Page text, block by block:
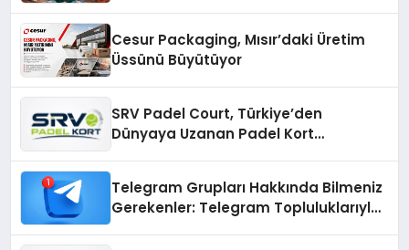
Cesur Packaging, Mısır’daki Üretim
Üssünü Büyütüyor
SRV Padel Court, Türkiye’den
Dünyaya Uzanan Padel Kort
Telegram Grupları Hakkında Bilmeniz
Gerekenler: Telegram Topluluklarıyla